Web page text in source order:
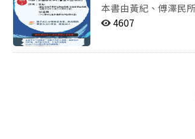
本書由黃紀、傅澤民
後的方法論依據，並
4607